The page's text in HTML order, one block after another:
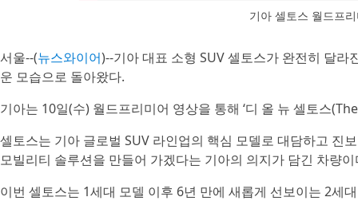
기아 셀토스 월드프
서울--(뉴스와이어)--기아 대표 소형 SUV 셀토스가 완전히 달
운 모습으로 돌아왔다.
기아는 10일(수) 월드프리미어 영상을 통해 ‘디 올 뉴 셀토스
셀토스는 기아 글로벌 SUV 라인업의 핵심 모델로 대담하고 진
모빌리티 솔루션을 만들어 가겠다는 기아의 의지가 담긴 차량이
이번 셀토스는 1세대 모델 이후 6년 만에 새롭게 선보이는 2세